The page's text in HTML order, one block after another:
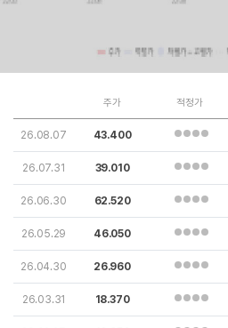
주가 적정가
26.08.07 43.400
26.07.31 39.010
26.06.30 62.520
26.05.29 46.050
26.04.30 26.960
26.03.31 18.370